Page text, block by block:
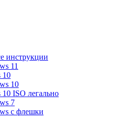
инструкции
11
10
10
ISO легально
7
с флешки